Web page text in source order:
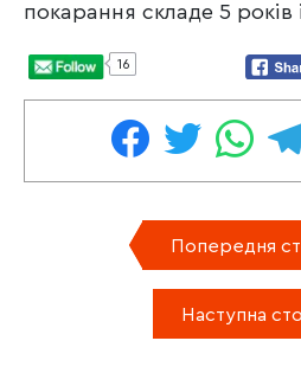
покарання складе 5 років
16
Попередня
Наступна